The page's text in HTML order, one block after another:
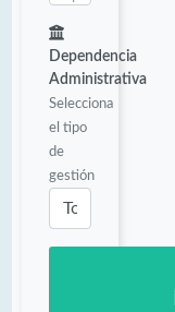
Dependencia
Administrativa
Selecciona
el tipo
de
gestión